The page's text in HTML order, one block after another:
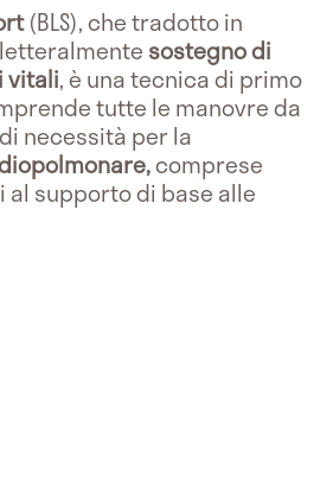
(BLS), che tradotto in
sostegno di
vitali, è una tecnica di primo
tutte le manovre da
necessità per la
comprese
supporto di base alle